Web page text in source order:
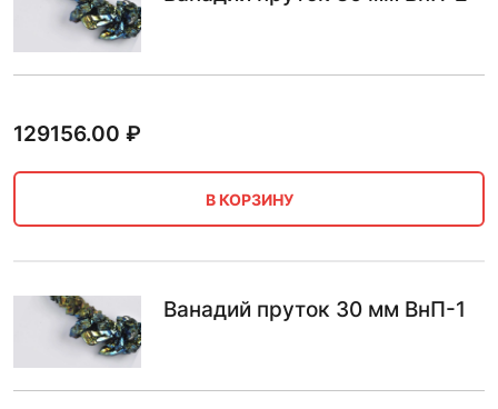
129156.00 ₽
В КОРЗИНУ
Ванадий пруток 30 мм ВнП-1